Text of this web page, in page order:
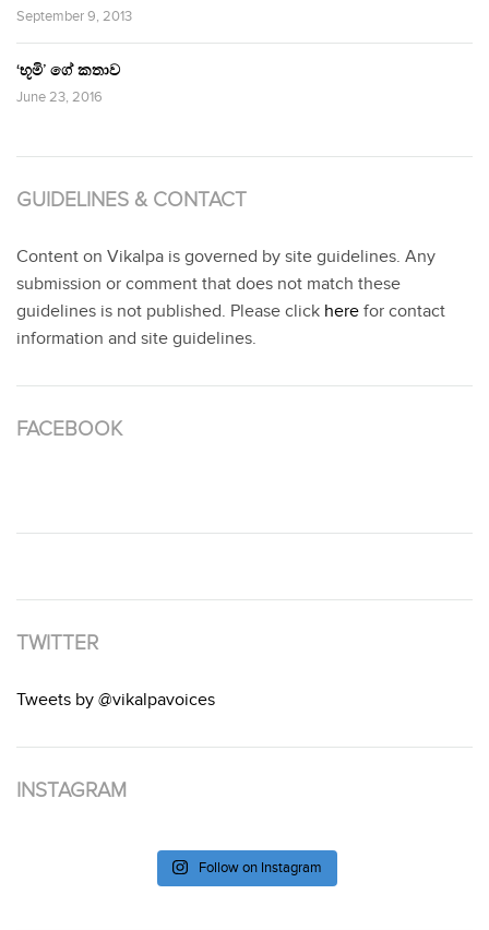
September 9, 2013
‘භූමි’ ගේ කතාව
June 23, 2016
GUIDELINES & CONTACT
Content on Vikalpa is governed by site guidelines. Any
submission or comment that does not match these
guidelines is not published. Please click here for contact
information and site guidelines.
FACEBOOK
TWITTER
Tweets by @vikalpavoices
INSTAGRAM
Follow on Instagram